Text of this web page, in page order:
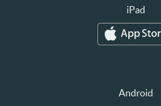
iPad
Android